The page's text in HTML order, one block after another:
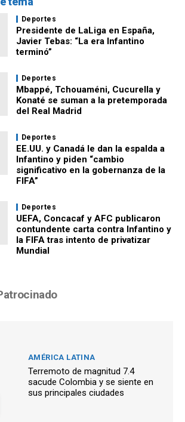
Deportes
Presidente de LaLiga en España,
Javier Tebas: “La era Infantino
terminó”
Deportes
Mbappé, Tchouaméni, Cucurella y
Konaté se suman a la pretemporada
del Real Madrid
Deportes
EE.UU. y Canadá le dan la espalda a
Infantino y piden “cambio
significativo en la gobernanza de la
FIFA”
Deportes
UEFA, Concacaf y AFC publicaron
contundente carta contra Infantino y
la FIFA tras intento de privatizar
Mundial
AMÉRICA LATINA
Terremoto de magnitud 7.4
sacude Colombia y se siente en
sus principales ciudades